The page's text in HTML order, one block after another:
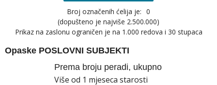
Broj označenih ćelija je: 0
(dopušteno je najviše 2.500.000)
Prikaz na zaslonu ograničen je na 1.000 redova i 30 stupaca
Opaske POSLOVNI SUBJEKTI
Prema broju peradi, ukupno
Više od 1 mjeseca starosti